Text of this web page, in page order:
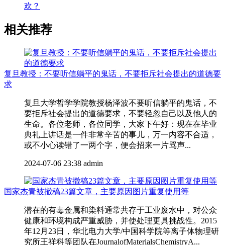
欢？
相关推荐
复旦教授：不要听信躺平的鬼话，不要拒斥社会提出的道德要
求
复旦大学哲学学院教授杨泽波不要听信躺平的鬼话，不
要拒斥社会提出的道德要求，不要轻忽自己以及他人的
生命。各位老师，各位同学，大家下午好：现在在毕业
典礼上讲话是一件非常辛苦的事儿，万一内容不合适，
或不小心读错了一两个字，便会招来一片骂声...
2024-07-06 23:38 admin
国家杰青被撤稿23篇文章，主要原因图片重复使用等
潜在的有毒金属和染料通常共存于工业废水中，对公众
健康和环境构成严重威胁，并使处理更具挑战性。2015
年12月23日，华北电力大学/中国科学院等离子体物理研
究所王祥科等团队在JournalofMaterialsChemistryA...